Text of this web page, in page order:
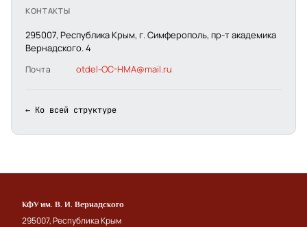
КОНТАКТЫ
295007, Республика Крым, г. Симферополь, пр-т академика
Вернадского. 4
Почта otdel-OC-HMA@mail.ru
← Ко всей структуре
КФУ им. В. И. Вернадского
295007, Республика Крым